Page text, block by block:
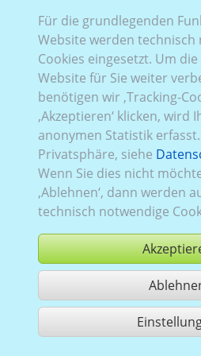
Rena_1125: Baureihe 4
2024) , ,Heckflügeltüren ,
Rechtsverglast ,
kaufen
1 Treffer
Für die grundlegenden
Website werden technisch
Cookies eingesetzt. Um
Website für Sie weiter
benötigen wir ‚Tracking-
‚Akzeptieren‘ klicken, wird
anonymen Statistik
Privatsphäre, siehe
Wenn Sie dies nicht
‚Ablehnen‘, dann werden
technisch notwendige